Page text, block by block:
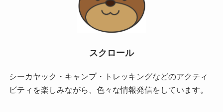
スクロール
シーカヤック・キャンプ・トレッキングなどのアクティ
ビティを楽しみながら、色々な情報発信をしています。